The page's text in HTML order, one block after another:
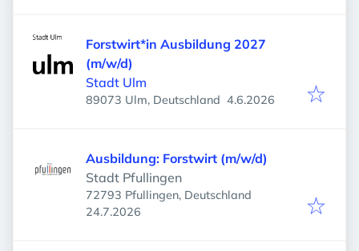
Forstwirt*in Ausbildung 2027
(m/w/d)
Stadt Ulm
89073 Ulm, Deutschland Veröffentlicht
4.6.2026
Ausbildung: Forstwirt (m/w/d)
Stadt Pfullingen
72793 Pfullingen, Deutschland
Veröffentlicht
24.7.2026